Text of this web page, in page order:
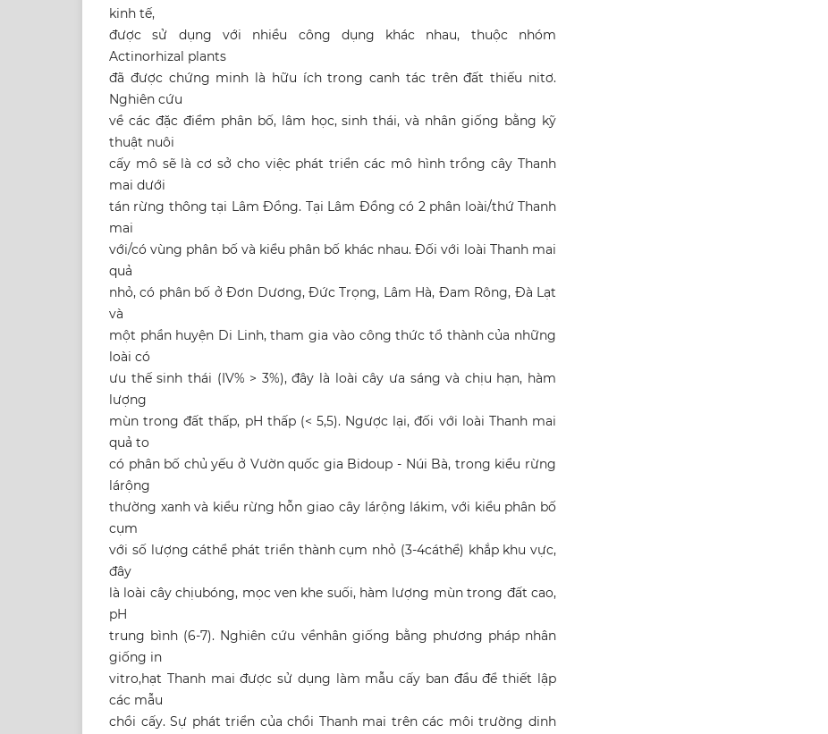
kinh tế,
được sử dụng với nhiều công dụng khác nhau, thuộc nhóm
Actinorhizal plants
đã được chứng minh là hữu ích trong canh tác trên đất thiếu nitơ.
Nghiên cứu
về các đặc điểm phân bố, lâm học, sinh thái, và nhân giống bằng kỹ
thuật nuôi
cấy mô sẽ là cơ sở cho việc phát triển các mô hình trồng cây Thanh
mai dưới
tán rừng thông tại Lâm Đồng. Tại Lâm Đồng có 2 phân loài/thứ Thanh
mai
với/có vùng phân bố và kiểu phân bố khác nhau. Đối với loài Thanh mai
quả
nhỏ, có phân bố ở Đơn Dương, Đức Trọng, Lâm Hà, Đam Rông, Đà Lạt
và
một phần huyện Di Linh, tham gia vào công thức tổ thành của những
loài có
ưu thế sinh thái (IV% > 3%), đây là loài cây ưa sáng và chịu hạn, hàm
lượng
mùn trong đất thấp, pH thấp (< 5,5). Ngược lại, đối với loài Thanh mai
quả to
có phân bố chủ yếu ở Vườn quốc gia Bidoup - Núi Bà, trong kiểu rừng
lárộng
thường xanh và kiểu rừng hỗn giao cây lárộng lákim, với kiểu phân bố
cụm
với số lượng cáthể phát triển thành cụm nhỏ (3-4cáthể) khắp khu vực,
đây
là loài cây chịubóng, mọc ven khe suối, hàm lượng mùn trong đất cao,
pH
trung bình (6-7). Nghiên cứu vềnhân giống bằng phương pháp nhân
giống in
vitro,hạt Thanh mai được sử dụng làm mẫu cấy ban đầu để thiết lập
các mẫu
chồi cấy. Sự phát triển của chồi Thanh mai trên các môi trường dinh